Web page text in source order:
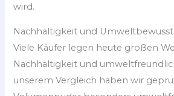
wird.
Nachhaltigkeit und
Viele Käufer legen heute großen
Nachhaltigkeit und
unserem Vergleich haben wir